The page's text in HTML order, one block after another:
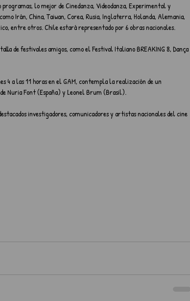
lo mejor de Cinedanza, Videodanza, Experimental y
Irán, China, Taiwan, Corea, Rusia, Inglaterra, Holanda, Alemania,
entre otros. Chile estará representado por 6 obras nacionales.
de festivales amigos, como el Festival Italiano BREAKING 8, Dança
4 a las 11 horas en el GAM, contempla la realización de un
Nuria Font (España) y Leonel Brum (Brasil).
investigadores, comunicadores y artistas nacionales del cine